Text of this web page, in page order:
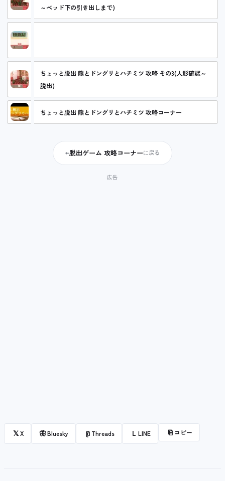
～ベッド下の引き出しまで)
ちょっと脱出 熊とドングリとハチミツ 攻略 その3(人形確認～
脱出)
ちょっと脱出 熊とドングリとハチミツ 攻略コーナー
←脱出ゲーム 攻略コーナーに戻る
𝕏X 🦋Bluesky @ Threads L LINE ⎘ コピー